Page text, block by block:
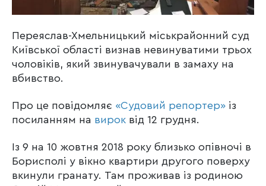
Переяслав-Хмельницький міськрайонний суд
Київської області визнав невинуватими трьох
чоловіків, який звинувачували в замаху на
вбивство.
Про це повідомляє «Судовий репортер» із
посиланням на вирок від 12 грудня.
Із 9 на 10 жовтня 2018 року близько опівночі в
Борисполі у вікно квартири другого поверху
вкинули гранату. Там проживав із родиною